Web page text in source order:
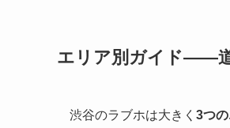
エリア別ガイド――
渋谷のラブホは大きく 3つ